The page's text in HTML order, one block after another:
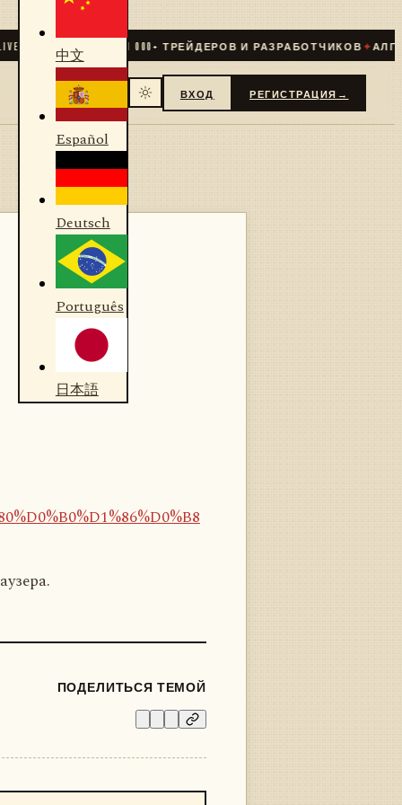
СООБЩЕСТВО 31 000+ ТРЕЙДЕРОВ И РАЗРАБОТЧИКОВ✦
中文
Español
Deutsch
Português
日本語
ВХОД РЕГИСТРАЦИЯ →
ПОДЕЛИТЬСЯ ТЕМОЙ